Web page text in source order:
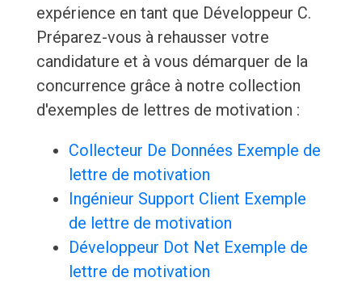
expérience en tant que Développeur C.
Préparez-vous à rehausser votre
candidature et à vous démarquer de la
concurrence grâce à notre collection
d'exemples de lettres de motivation :
Collecteur De Données Exemple de
lettre de motivation
Ingénieur Support Client Exemple
de lettre de motivation
Développeur Dot Net Exemple de
lettre de motivation